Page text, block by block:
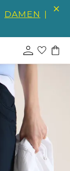
DAMEN |